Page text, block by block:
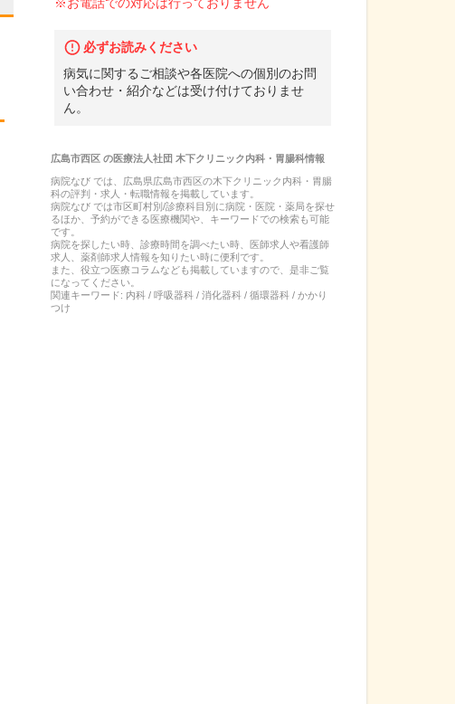
必ずお読みください
病気に関するご相談や各医院への個別のお問
い合わせ・紹介などは受け付けておりませ
ん。
広島市西区の医療法人社団 木下クリニック内科・胃腸科情報
病院なび では、 広島県広島市西区の木下クリニック内科・胃腸
科の評判・求人・転職情報を掲載しています。
病院なび では市区町村別/診療科目別に病院・医院・薬局を探せ
るほか、予約ができる医療機関や、キーワードでの検索も可能
です。
病院を探したい時、診療時間を調べたい時、医師求人や看護師
求人、薬剤師求人情報を知りたい時に便利です。
また、役立つ医療コラムなども掲載していますので、是非ご覧
になってください。
関連キーワード: 内科 / 呼吸器科 / 消化器科 / 循環器科 / かかり
つけ